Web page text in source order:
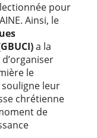
pour
Ainsi, le
a la
le
leur
chrétienne
de